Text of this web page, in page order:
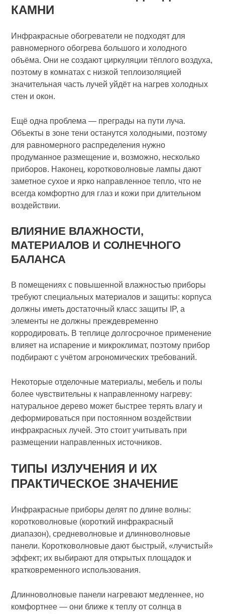
КАМНИ
Инфракрасные обогреватели не подходят для
равномерного обогрева большого и холодного
объёма. Они не создают циркуляции тёплого воздуха,
поэтому в комнатах с низкой теплоизоляцией
значительная часть лучей уйдёт на нагрев холодных
стен и окон.
Ещё одна проблема — преграды на пути луча.
Объекты в зоне тени останутся холодными, поэтому
для равномерного распределения нужно
продуманное размещение и, возможно, несколько
приборов. Наконец, коротковолновые лампы дают
заметное сухое и ярко направленное тепло, что не
всегда комфортно для глаз и кожи при длительном
воздействии.
ВЛИЯНИЕ ВЛАЖНОСТИ,
МАТЕРИАЛОВ И СОЛНЕЧНОГО
БАЛАНСА
В помещениях с повышенной влажностью приборы
требуют специальных материалов и защиты: корпуса
должны иметь достаточный класс защиты IP, а
элементы не должны преждевременно
корродировать. В теплице долгосрочное применение
влияет на испарение и микроклимат, поэтому прибор
подбирают с учётом агрономических требований.
Некоторые отделочные материалы, мебель и полы
более чувствительны к направленному нагреву:
натуральное дерево может быстрее терять влагу и
деформироваться при постоянном воздействии
инфракрасных лучей. Это стоит учитывать при
размещении направленных источников.
ТИПЫ ИЗЛУЧЕНИЯ И ИХ
ПРАКТИЧЕСКОЕ ЗНАЧЕНИЕ
Инфракрасные приборы делят по длине волны:
коротковолновые (короткий инфракрасный
диапазон), средневолновые и длинноволновые
панели. Коротковолновые дают быстрый, «лучистый»
эффект; их выбирают для открытых площадок и
кратковременного использования.
Длинноволновые панели нагревают медленнее, но
комфортнее — они ближе к теплу от солнца в